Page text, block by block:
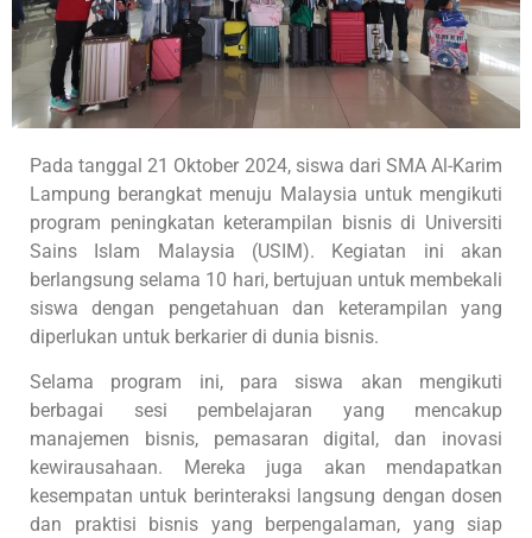
Pada tanggal 21 Oktober 2024, siswa dari SMA Al-Karim
Lampung berangkat menuju Malaysia untuk mengikuti
program peningkatan keterampilan bisnis di Universiti
Sains Islam Malaysia (USIM). Kegiatan ini akan
berlangsung selama 10 hari, bertujuan untuk membekali
siswa dengan pengetahuan dan keterampilan yang
diperlukan untuk berkarier di dunia bisnis.
Selama program ini, para siswa akan mengikuti
berbagai sesi pembelajaran yang mencakup
manajemen bisnis, pemasaran digital, dan inovasi
kewirausahaan. Mereka juga akan mendapatkan
kesempatan untuk berinteraksi langsung dengan dosen
dan praktisi bisnis yang berpengalaman, yang siap